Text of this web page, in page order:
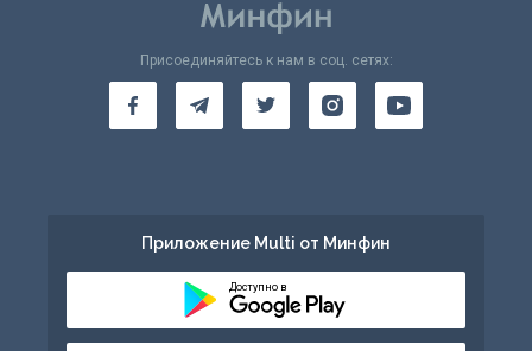
Присоединяйтесь к нам в соц. сетях:
Приложение Multi от Минфин
Доступно в